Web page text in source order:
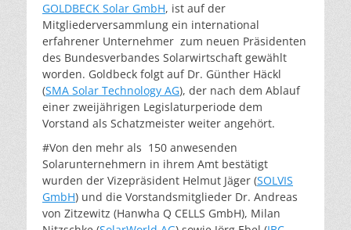
GOLDBECK Solar GmbH, ist auf der
Mitgliederversammlung ein international
erfahrener Unternehmer zum neuen Präsidenten
des Bundesverbandes Solarwirtschaft gewählt
worden. Goldbeck folgt auf Dr. Günther Häckl
(SMA Solar Technology AG), der nach dem Ablauf
einer zweijährigen Legislaturperiode dem
Vorstand als Schatzmeister weiter angehört.
#Von den mehr als 150 anwesenden
Solarunternehmern in ihrem Amt bestätigt
wurden der Vizepräsident Helmut Jäger (SOLVIS
GmbH) und die Vorstandsmitglieder Dr. Andreas
von Zitzewitz (Hanwha Q CELLS GmbH), Milan